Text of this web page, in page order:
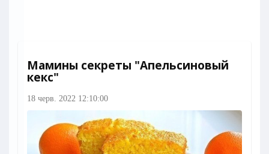
Мамины секреты "Апельсиновый
кекс"
18 черв. 2022 12:10:00